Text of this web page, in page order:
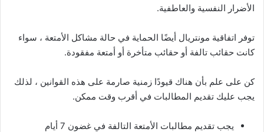
الأضرار النفسية والعاطفية.
توفر اتفاقية مونتريال أيضًا الحماية في حالة مشاكل الأمتعة ، سواء
كانت حقائب تالفة أو حقائب متأخرة أو أمتعة مفقودة.
كن على علم بأن هناك قيودًا زمنية صارمة على هذه القوانين ، لذلك
يجب عليك تقديم المطالبات في أقرب وقت ممكن.
يجب تقديم مطالبات الأمتعة التالفة في غضون 7 أيام